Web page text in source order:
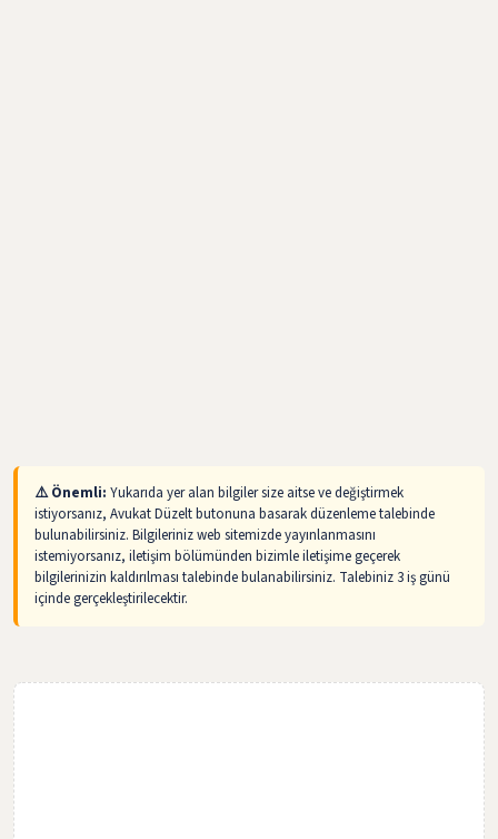
⚠️ Önemli: Yukarıda yer alan bilgiler size aitse ve değiştirmek
istiyorsanız, Avukat Düzelt butonuna basarak düzenleme talebinde
bulunabilirsiniz. Bilgileriniz web sitemizde yayınlanmasını
istemiyorsanız, iletişim bölümünden bizimle iletişime geçerek
bilgilerinizin kaldırılması talebinde bulanabilirsiniz. Talebiniz 3 iş günü
içinde gerçekleştirilecektir.